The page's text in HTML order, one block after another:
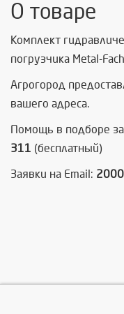
О товаре
Комплект
погрузчика Metal-
Агрогород
вашего адреса.
Помощь в подборе
311 (бесплатный)
Заявки на Email: